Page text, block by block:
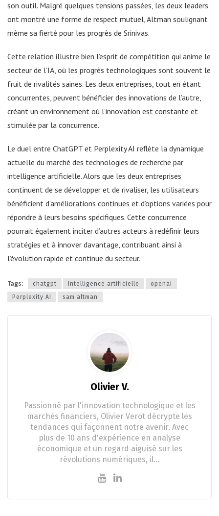
son outil. Malgré quelques tensions passées, les deux leaders
ont montré une forme de respect mutuel, Altman soulignant
même sa fierté pour les progrès de Srinivas.
Cette relation illustre bien l’esprit de compétition qui anime le
secteur de l’IA, où les progrès technologiques sont souvent le
fruit de rivalités saines. Les deux entreprises, tout en étant
concurrentes, peuvent bénéficier des innovations de l’autre,
créant un environnement où l’innovation est constante et
stimulée par la concurrence.
Le duel entre ChatGPT et Perplexity AI reflète la dynamique
actuelle du marché des technologies de recherche par
intelligence artificielle. Alors que les deux entreprises
continuent de se développer et de rivaliser, les utilisateurs
bénéficient d’améliorations continues et d’options variées pour
répondre à leurs besoins spécifiques. Cette concurrence
pourrait également inciter d’autres acteurs à redéfinir leurs
stratégies et à innover davantage, contribuant ainsi à
l’évolution rapide et continue du secteur.
Tags: chatgpt Intelligence artificielle
openai
Perplexity AI
sam altman
Olivier V.
Passionné par l'innovation technologique et les
marchés financiers, Olivier Verot décrypte les
tendances qui façonnent notre avenir. Avec
plus de 10 ans d'expérience en analyse
économique et un regard aiguisé sur les
révolutions numériques, il…